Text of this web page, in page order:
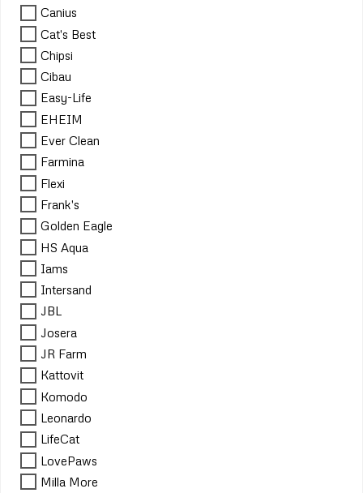
Canius
Cat's Best
Chipsi
Cibau
Easy-Life
EHEIM
Ever Clean
Farmina
Flexi
Frank's
Golden Eagle
HS Aqua
Iams
Intersand
JBL
Josera
JR Farm
Kattovit
Komodo
Leonardo
LifeCat
LovePaws
Milla More